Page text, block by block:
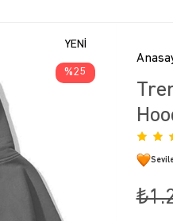
YENI
ÜRÜN
25